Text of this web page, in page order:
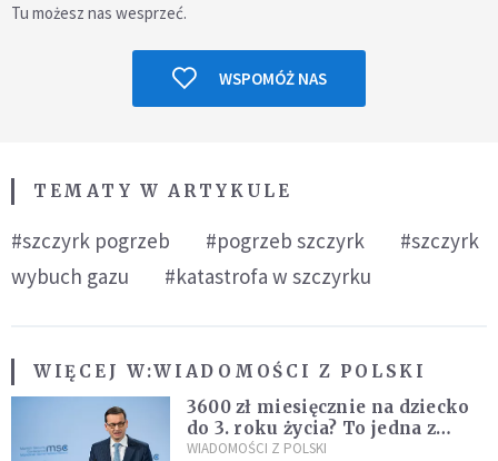
Tu możesz nas wesprzeć.
WSPOMÓŻ NAS
TEMATY W ARTYKULE
#szczyrk pogrzeb #pogrzeb szczyrk
#szczyrk
wybuch gazu
#katastrofa w szczyrku
WIĘCEJ W:WIADOMOŚCI Z POLSKI
3600 zł miesięcznie na dziecko
do 3. roku życia? To jedna z
propozycji programu "Rozwój
WIADOMOŚCI Z POLSKI